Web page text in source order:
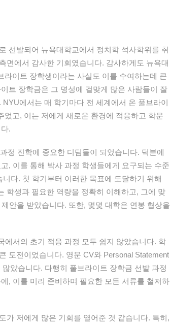
선발되어 뉴욕대학교에서 정치학 석사학위를 취
면에서 감사한기회였습니다. 감사하게도 뉴욕대
이트 장학생이라는 사실도 이를 수여하는데 큰
트 장학금은 그 명성에 걸맞게 많은 사람들이 잘
NYU에서는 매 학기마다 전 세계에서 온 풀브라이
었고, 이는 저에게 새로운 환경에 적응하고 학문
.
과정 진학에 중요한 디딤돌이 되었습니다. 덕분에
, 이를 통해 박사 과정 학생들에게 요구되는 수준
다. 첫 학기부터 이러한 목표에 도달하기 위해
학생과 필요한 역량을 정확히 이해하고, 그에 맞
안을 받았습니다. 또한, 몇몇 대학은 연봉 협상을
에서의 초기 적응 과정 모두 쉽지 않았습니다. 학
도전이었습니다. 영문 CV와Personal Statement
많았습니다. 다행히 풀브라이트 장학금 선발 과정
, 이를 미리 준비하며 필요한 모든 서류를 철저하
가 저에게 많은 기회를 열어준 것 같습니다. 특히,